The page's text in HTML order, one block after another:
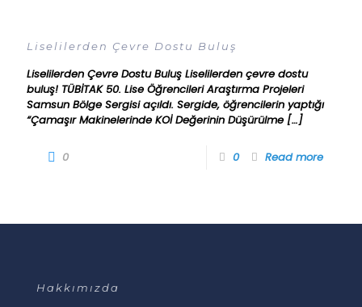
Liselilerden Çevre Dostu Buluş
Liselilerden Çevre Dostu Buluş Liselilerden çevre dostu
buluş! TÜBİTAK 50. Lise Öğrencileri Araştırma Projeleri
Samsun Bölge Sergisi açıldı. Sergide, öğrencilerin yaptığı
“Çamaşır Makinelerinde KOİ Değerinin Düşürülme[…]
0 0 Read more
Hakkımızda